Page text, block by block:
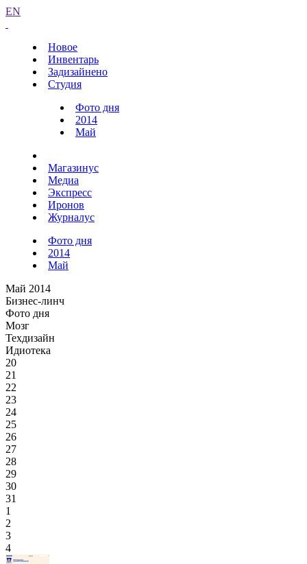
EN
Новое
Инвентарь
Задизайнено
Студия
Фото дня
2014
Май
Магазинус
Медиа
Экспресс
Иронов
Журналус
Фото дня
2014
Май
Май 2014
Бизнес-линч
Фото дня
Мозг
Техдизайн
Идиотека
20
21
22
23
24
25
26
27
28
29
30
31
1
2
3
4